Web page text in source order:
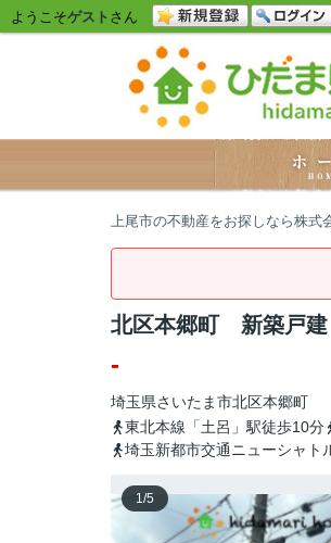
ようこそゲスト さん
上尾市の不動産をお探しなら株式
北区本郷町 新築戸
-
埼玉県さいたま市北区本郷町
東北本線「土呂」駅徒歩10分
埼玉新都市交通ニューシャト
1/5